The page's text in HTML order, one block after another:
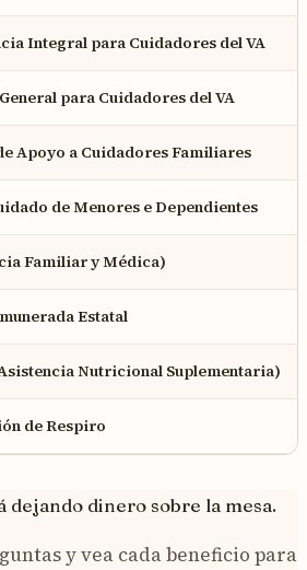
Integral para Cuidadores del VA
para Cuidadores del VA
Apoyo a Cuidadores Familiares
de Menores e Dependientes
Familiar y Médica)
Estatal
Nutricional Suplementaria)
de Respiro
dejando dinero sobre la mesa.
y vea cada beneficio para